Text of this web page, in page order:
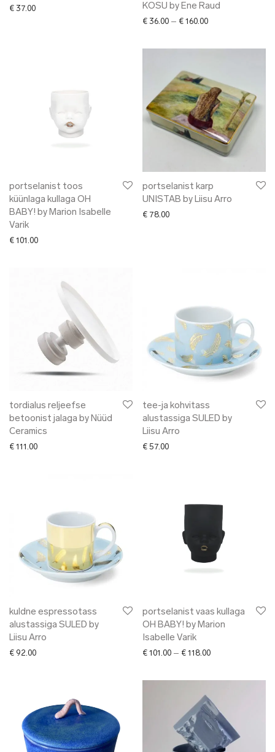
€ 37.00 KOSU by Ene Raud
€ 36.00 – € 160.00Price range: €
portselanist toos
küünlaga kullaga OH
BABY! by Marion Isabelle
Varik
€ 101.00
portselanist karp
UNISTAB by Liisu Arro
€ 78.00
tordialus reljeefse
betoonist jalaga by Nüüd
Ceramics
€ 111.00
tee-ja kohvitass
alustassiga SULED by
Liisu Arro
€ 57.00
kuldne espressotass
alustassiga SULED by
Liisu Arro
€ 92.00
portselanist vaas kullaga
OH BABY! by Marion
Isabelle Varik
€ 101.00 – € 118.00Price range: €